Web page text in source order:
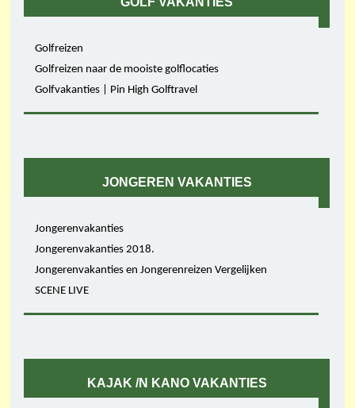
Golfreizen
Golfreizen naar de mooiste golflocaties
Golfvakanties | Pin High Golftravel
JONGEREN VAKANTIES
Jongerenvakanties
Jongerenvakanties 2018.
Jongerenvakanties en Jongerenreizen Vergelijken
SCENE LIVE
KAJAK /N KANO VAKANTIES